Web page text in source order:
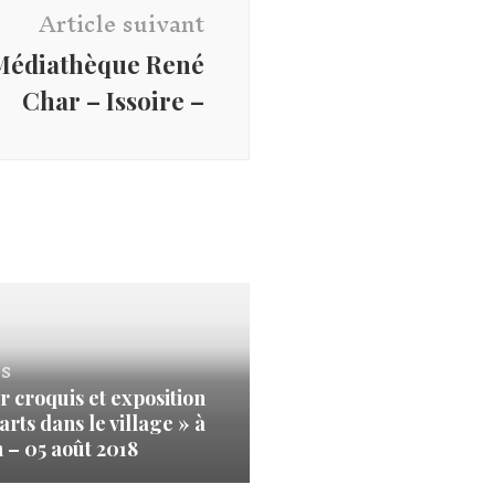
Article suivant
René
Char – Issoire –
croquis et exposition
dans le village » à
– 05 août 2018